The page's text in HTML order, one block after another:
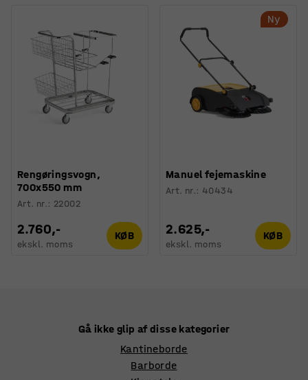
Rengøringsvogn,
700x550 mm
Art. nr.: 22002
2.760,-
ekskl. moms
KØB
Ny
Manuel fejemaskine
Art. nr.: 40434
2.625,-
ekskl. moms
KØB
Gå ikke glip af disse kategorier
Kantineborde
Barborde